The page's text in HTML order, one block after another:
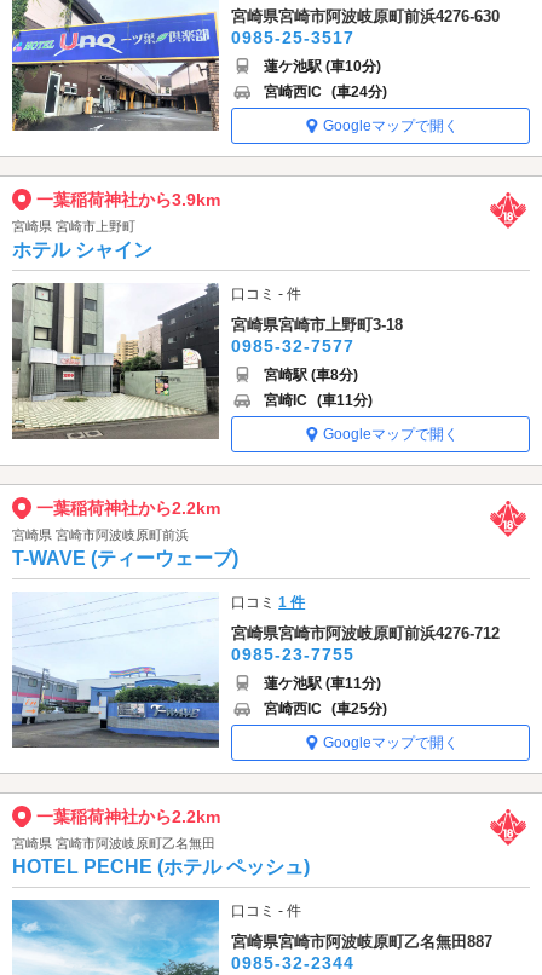
宮崎県宮崎市阿波岐原町前浜4276-630
0985-25-3517
蓮ケ池駅 (車10分)
宮崎西IC (車24分)
Googleマップで開く
一葉稲荷神社から3.9km
宮崎県 宮崎市上野町
ホテル シャイン
口コミ - 件
宮崎県宮崎市上野町3-18
0985-32-7577
宮崎駅 (車8分)
宮崎IC (車11分)
Googleマップで開く
一葉稲荷神社から2.2km
宮崎県 宮崎市阿波岐原町前浜
T-WAVE (ティーウェーブ)
口コミ1 件
宮崎県宮崎市阿波岐原町前浜4276-712
0985-23-7755
蓮ケ池駅 (車11分)
宮崎西IC (車25分)
Googleマップで開く
一葉稲荷神社から2.2km
宮崎県 宮崎市阿波岐原町乙名無田
HOTEL PECHE (ホテル ペッシュ)
口コミ - 件
宮崎県宮崎市阿波岐原町乙名無田887
0985-32-2344